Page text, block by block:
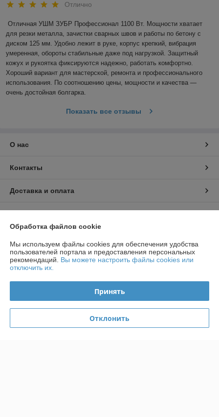
Отлично
Отличная УШМ ЗУБР Профессионал 1100 Вт. Мощности хватает
для резки металла, зачистки сварных швов и работы по бетону с
диском 125 мм. Удобно лежит в руке, корпус крепкий, вибрация
умеренная, обороты стабильные даже под нагрузкой. Защитный
кожух и рукоятка фиксируются надежно, работать комфортно.
Хороший вариант для мастерской, ремонта и профессионального
использования. По соотношению цены, мощности и качества —
очень достойная болгарка.
Показать все отзывы
О нас
Контакты
Доставка и оплата
Политика обработки cookies
Сайт создан на платформе Deal.by
Обработка файлов cookie
Мы используем файлы cookies для обеспечения удобства
пользователей портала и предоставления персональных
рекомендаций. Вы можете настроить файлы cookies или
отключить их.
Принять
Отклонить